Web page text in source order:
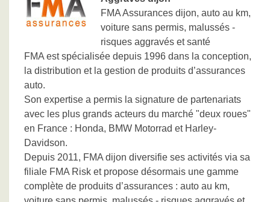
FMA Assurances dijon, auto au km,
voiture sans permis, malussés -
risques aggravés et santé
FMA est spécialisée depuis 1996 dans la conception,
la distribution et la gestion de produits d’assurances
auto.
Son expertise a permis la signature de partenariats
avec les plus grands acteurs du marché "deux roues"
en France : Honda, BMW Motorrad et Harley-
Davidson.
Depuis 2011, FMA dijon diversifie ses activités via sa
filiale FMA Risk et propose désormais une gamme
complète de produits d’assurances : auto au km,